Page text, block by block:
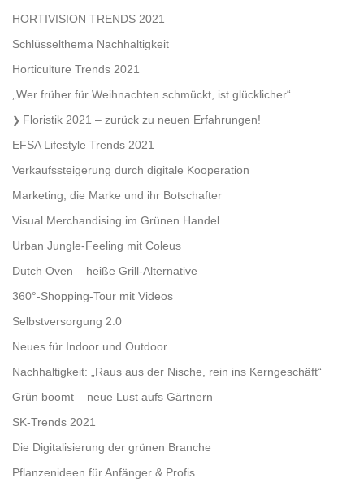
HORTIVISION TRENDS 2021
Schlüsselthema Nachhaltigkeit
Horticulture Trends 2021
„Wer früher für Weihnachten schmückt, ist glücklicher“
Floristik 2021 – zurück zu neuen Erfahrungen!
EFSA Lifestyle Trends 2021
Verkaufssteigerung durch digitale Kooperation
Marketing, die Marke und ihr Botschafter
Visual Merchandising im Grünen Handel
Urban Jungle-Feeling mit Coleus
Dutch Oven – heiße Grill-Alternative
360°-Shopping-Tour mit Videos
Selbstversorgung 2.0
Neues für Indoor und Outdoor
Nachhaltigkeit: „Raus aus der Nische, rein ins Kerngeschäft“
Grün boomt – neue Lust aufs Gärtnern
SK-Trends 2021
Die Digitalisierung der grünen Branche
Pflanzenideen für Anfänger & Profis